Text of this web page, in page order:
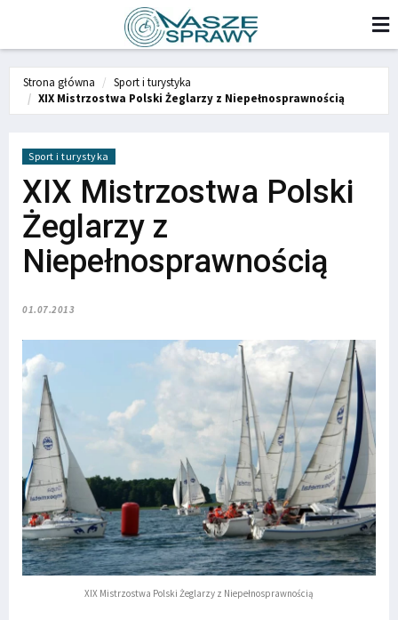
Strona główna
Sport i turystyka
XIX Mistrzostwa Polski Żeglarzy z Niepełnosprawnością
Sport i turystyka
XIX Mistrzostwa Polski
Żeglarzy z
Niepełnosprawnością
01.07.2013
XIX Mistrzostwa Polski Żeglarzy z Niepełnosprawnością